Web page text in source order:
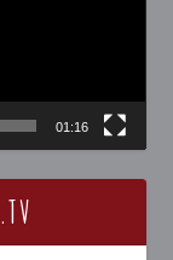
01:16